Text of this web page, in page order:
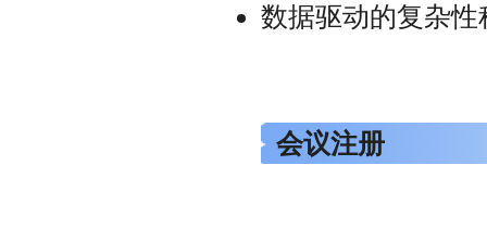
数据驱动的复杂性
会议注册